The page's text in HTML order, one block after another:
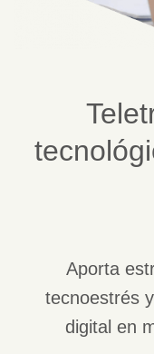
Aporta
tecnoestrés
digital en